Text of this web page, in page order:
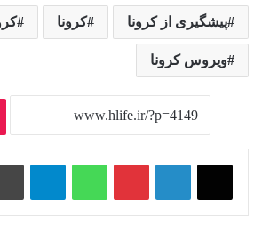
پیشگیری از کرونا کرونا
ویروس کرونا
پینتریست واتس آپ تلگرام